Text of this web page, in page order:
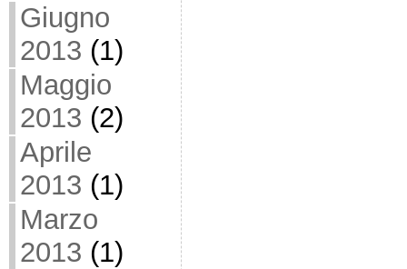
Giugno
2013 (1)
Maggio
2013 (2)
Aprile
2013 (1)
Marzo
2013 (1)